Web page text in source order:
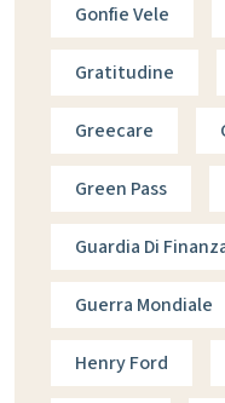
Gonfie Vele
Gratitudine
Greecare
Green Pass
Guardia Di
Guerra Mondiale
Henry Ford